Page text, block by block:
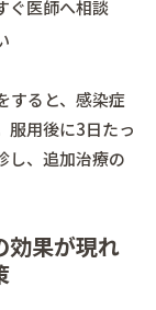
ぐ医師へ相談
すると、感染症
服用後に3日たっ
し、追加治療の
効果が現れ